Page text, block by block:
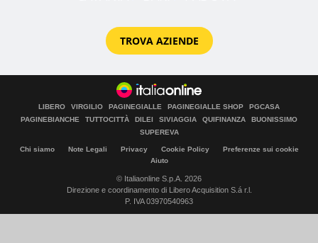
TROVA AZIENDE
LIBERO VIRGILIO PAGINEGIALLE PAGINEGIALLE SHOP
PGCASA
PAGINEBIANCHE
TUTTOCITTÀ DILEI SIVIAGGIA QUIFINANZA
BUONISSIMO
SUPEREVA
Chi siamo Note Legali Privacy Cookie Policy
Preferenze sui cookie
Aiuto
© Italiaonline S.p.A. 2026
Direzione e coordinamento di Libero Acquisition S.á r.l.
P. IVA 03970540963